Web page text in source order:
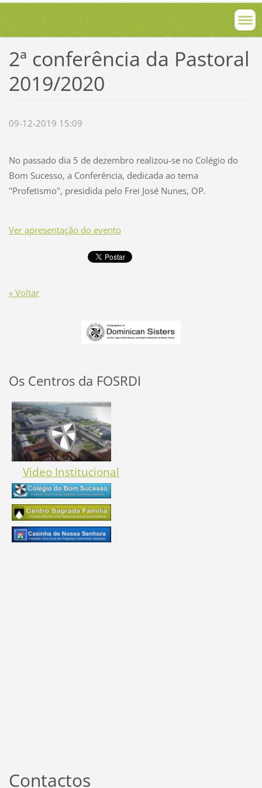
2ª conferência da Pastoral
2019/2020
09-12-2019 15:09
No passado dia 5 de dezembro realizou-se no Colégio do
Bom Sucesso, a Conferência, dedicada ao tema
"Profetismo", presidida pelo Frei José Nunes, OP.
Ver apresentação do evento
« Voltar
Os Centros da FOSRDI
Video Institucional
Contactos